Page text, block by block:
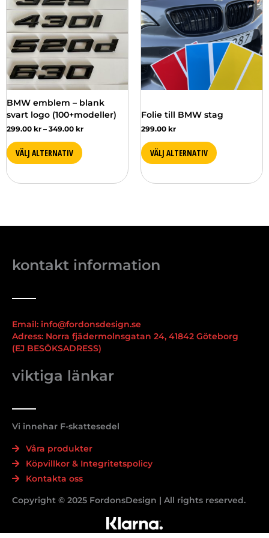
BMW emblem – blank
svart logo (100+modeller)
299.00 kr – 349.00 kr
VÄLJ ALTERNATIV
har
flera
varianter.
De
olika
alternativen
kan
på
produktsidan
Folie till BMW stag
299.00 kr
VÄLJ ALTERNATIV
har
flera
varianter.
De
olika
alternativen
kan
produktsidan
kontakt information
Email: info@fordonsdesign.se
Adress: Norra fjädermolnsgatan 24, 41842 Göteborg
(EJ BESÖKSADRESS)
viktiga länkar
Vi innehar F-skattesedel
Våra produkter
Köpvillkor & Integritetspolicy
Kontakta oss
Copyright © 2025 FordonsDesign | All rights reserved.